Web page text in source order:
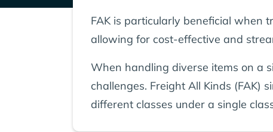
FAK is particularly beneficial when
allowing for cost-effective and
When handling diverse items on a
challenges. Freight All Kinds (FAK)
different classes under a single